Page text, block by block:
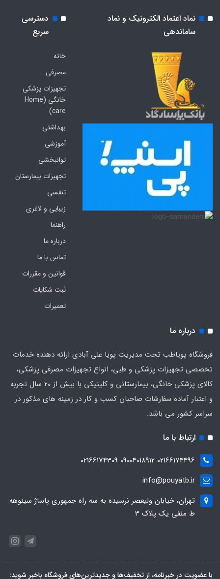
نماد اعتماد الکترونیک و نماد
ساماندهی
دسترسی
سریع
خانه
مصرفی
تجهیزات پزشکی
خانگی (Home
care)
بهداشتی
آموزشی
توانبخشی
تجهیزات بیمارستان
تنفسی
زیبایی و لاغری
راهنما
درباره ما
تماس با ما
قوانین و مقررات
ثبت شکایات
تعمیرات
درباره ما
فروشگاه پویاطب تحت مدیریت پویا علی آبادی ارائه دهنده خدمات
تخصصی تجهیزات پزشکی و طبی، انواع تجهیزات مصرفی پزشکی،
کالای پزشکی خانگی، بیمارستانی و کلینیکی با بیش از 20 سال تجربه
و اعتبار آماده سفارشات صاحبان کسب و کار در زمینه های مذکور در
سراسر کشور می باشد.
ارتباط با ما
02166174496 09004018912 02166174309
info@pouyatb.ir
تهران، خیابان ولیعصر نرسیده به سه راه جمهوری پاساژ سینوهه
ط منفی یک پلاک 3
با عضویت در خبرنامه، از تخفیف‌ها و جدیدترین‌های فروشگاه باخبر شوید: